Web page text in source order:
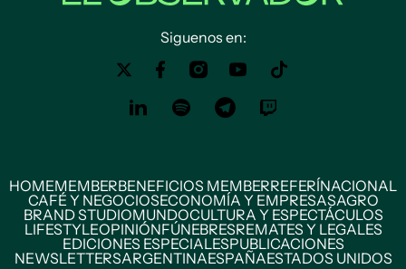
Siguenos en:
HOMEMEMBERBENEFICIOS MEMBERREFERÍNACIONAL
CAFÉ Y NEGOCIOSECONOMÍA Y EMPRESASAGRO
BRAND STUDIOMUNDOCULTURA Y ESPECTÁCULOS
LIFESTYLEOPINIÓNFÚNEBRESREMATES Y LEGALES
EDICIONES ESPECIALESPUBLICACIONES
NEWSLETTERSARGENTINAESPAÑAESTADOS UNIDOS